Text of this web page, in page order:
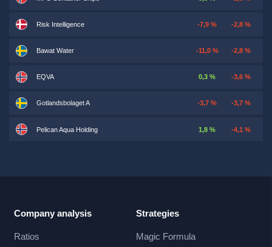
Risk Intelligence -7,9 % -2,8 %
Bawat Water -11,0 % -2,8 %
EQVA 0,3 % -3,6 %
Gotlandsbolaget A -3,7 % -3,7 %
Pelican Aqua Holding 1,8 % -4,1 %
Company analysis
Ratios
Strategies
Magic Formula